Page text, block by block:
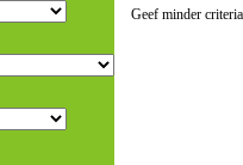
Geef minder